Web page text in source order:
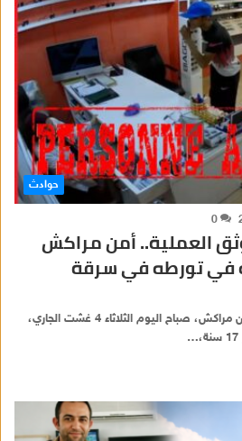
حوادث
0
العملية.. أمن مراكش
في تورطه في سرقة
تمكنت عناصر الشرطة بولاية أمن مراكش، صباح اليوم الثلاثاء 4 غشت الجاري،